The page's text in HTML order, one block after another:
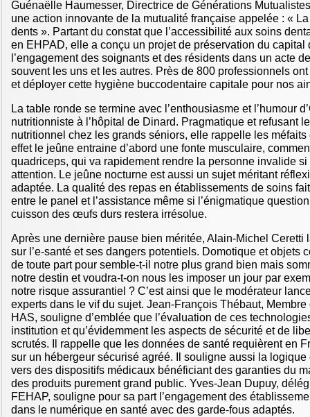
Guénaëlle Haumesser, Directrice de Générations
une action innovante de la mutualité française appelée : «
dents ». Partant du constat que l’accessibilité aux soins
en EHPAD, elle a conçu un projet de préservation du capital
l’engagement des soignants et des résidents dans un acte
souvent les uns et les autres. Près de 800 professionnels
et déployer cette hygiène buccodentaire capitale pour nos
La table ronde se termine avec l’enthousiasme et l’humour
nutritionniste à l’hôpital de Dinard. Pragmatique et refusant
nutritionnel chez les grands séniors, elle rappelle les
effet le jeûne entraine d’abord une fonte musculaire,
quadriceps, qui va rapidement rendre la personne invalide si
attention. Le jeûne nocturne est aussi un sujet méritant
adaptée. La qualité des repas en établissements de soins
entre le panel et l’assistance même si l’énigmatique
cuisson des œufs durs restera irrésolue.
Après une dernière pause bien méritée, Alain-Michel Ceretti
sur l’e-santé et ses dangers potentiels. Domotique et objets
de toute part pour semble-t-il notre plus grand bien mais
notre destin et voudra-t-on nous les imposer un jour par
notre risque assurantiel ? C’est ainsi que le modérateur
experts dans le vif du sujet. Jean-François Thébaut,
HAS, souligne d’emblée que l’évaluation de ces
institution et qu’évidemment les aspects de sécurité et de
scrutés. Il rappelle que les données de santé requièrent en
sur un hébergeur sécurisé agréé. Il souligne aussi la logique
vers des dispositifs médicaux bénéficiant des garanties du
des produits purement grand public. Yves-Jean Dupuy,
FEHAP, souligne pour sa part l’engagement des
dans le numérique en santé avec des garde-fous adaptés.